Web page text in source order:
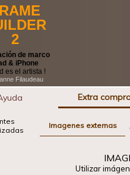
2
de marco
& iPhone
es el artista !
Filaudeau
Extra
Imagenes externas
Utilizar